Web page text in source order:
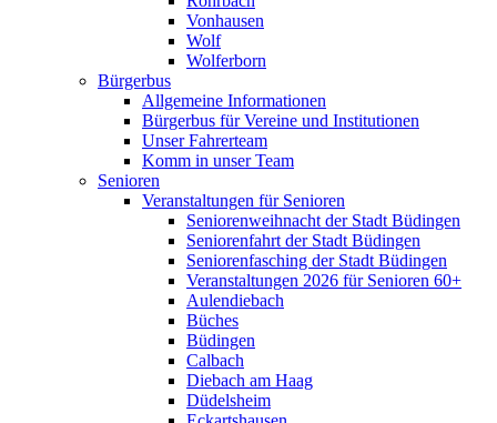
Vonhausen
Wolf
Wolferborn
Bürgerbus
Allgemeine Informationen
Bürgerbus für Vereine und Institutionen
Unser Fahrerteam
Komm in unser Team
Senioren
Veranstaltungen für Senioren
Seniorenweihnacht der Stadt Büdingen
Seniorenfahrt der Stadt Büdingen
Seniorenfasching der Stadt Büdingen
Veranstaltungen 2026 für Senioren 60+
Aulendiebach
Büches
Büdingen
Calbach
Diebach am Haag
Düdelsheim